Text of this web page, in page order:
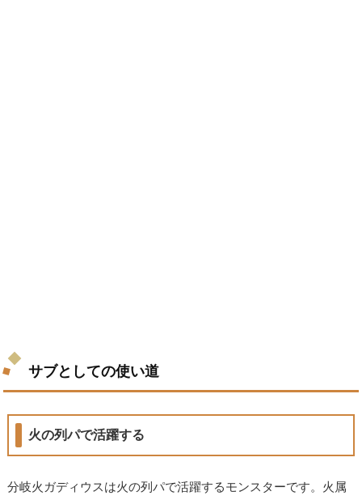
サブとしての使い道
火の列パで活躍する
分岐火ガディウスは火の列パで活躍するモンスターです。火属